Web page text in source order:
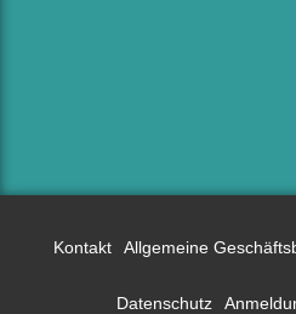
Kontakt Allgemeine
Datenschutz